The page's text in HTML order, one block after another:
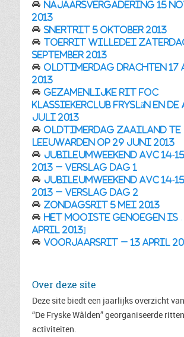
Najaarsvergadering 15
2013
Snertrit 5 oktober 2013
Toerrit Willedei
september 2013
Oldtimerdag Drachten 17
2013
Gezamenlijke rit FOC
klassiekerclub Fryslân en de
juli 2013
Oldtimerdag Zaailand te
Leeuwarden op 29 juni 2013
Jubileumweekend AVC 14-
2013 – verslag dag 1
Jubileumweekend AVC 14-
2013 – verslag dag 2
Zondagsrit 5 mei 2013
HET MOOISTE GENOEGEN IS
april 2013]
Voorjaarsrit – 13 april
Over deze site
Deze site biedt een jaarlijks overzicht
“De Fryske Wâlden” georganiseerde
activiteiten.